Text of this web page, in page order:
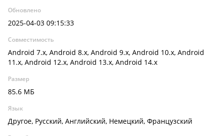
Обновлено
2025-04-03 09:15:33
Совместимость
Android 7.x, Android 8.x, Android 9.x, Android 10.x, Android
11.x, Android 12.x, Android 13.x, Android 14.x
Размер
85.6 МБ
Язык
Другое, Русский, Английский, Немецкий, Французский